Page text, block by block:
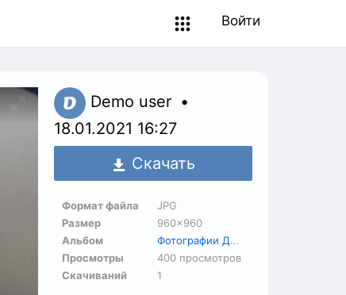
Войти
Demo user
18.01.2021 16:27
Скачать
Формат файла
JPG
Размер
960×960
Альбом
Фотографии ДО и ПОСЛЕ
Просмотры
400 просмотров
Скачиваний
1